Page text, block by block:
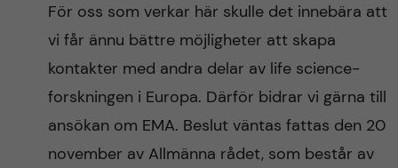
För oss som verkar här skulle det innebära att
vi får ännu bättre möjligheter att skapa
kontakter med andra delar av life science-
forskningen i Europa. Därför bidrar vi gärna till
ansökan om EMA. Beslut väntas fattas den 20
november av Allmänna rådet, som består av